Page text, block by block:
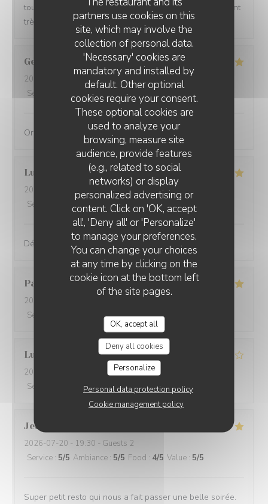
partners use cookies on this
site, which may involve the
collection of personal data.
'Necessary' cookies are
mandatory and installed by
default. Other optional
cookies require your consent.
These optional cookies are
used to analyze your
browsing, measure site
audience, provide features
(e.g., related to social
networks) or display
personalized advertising or
content. Click on 'OK, accept
all', 'Deny all' or 'Personalize'
to manage your preferences.
You can change your choices
at any time by clicking on the
cookie icon at the bottom left
of the site pages.
OK, accept all
Deny all cookies
Personalize
Personal data protection policy
Cookie management policy
toujours réfléchis, et excellents. Le service est également
très agréable avec un sommelier de très bon conseil.
Georges
2026-08-04
- 19:15 - Guests 2
Service
Ambiance : Food 5 /5 4
Original, délicieux et servi avec amabilité
Lucie
2026-08-01
- 19:30 - Guests 2
Service
Ambiance :5/5 Food :5/5 Value: 4
Délicieux, raffiné et original. Je recommande !
Pascal
2026-07-20
Service
Ambiance:4/5 Food:5/5
Lucas
2026-07-20
- 19:30 - Guests 2
Service
Ambiance:4/5 Food:4/5 Value:4
Jean-Bernard
2026-07-20 - 19:30 - Guests 2
Service : 5/5 Ambiance : 5/5 Food : 4/5 Value : 5/5
Super petit resto qui nous a fait passer une belle soirée.